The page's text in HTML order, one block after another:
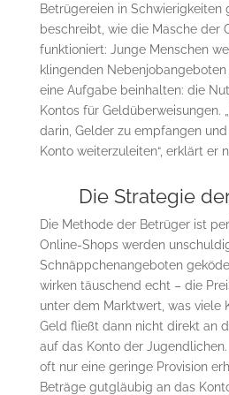
Betrügereien in Schwierigkeiten
beschreibt, wie die Masche der
funktioniert: Junge Menschen
klingenden
eine Aufgabe beinhalten: die
Kontos für Geldüberweisungen.
darin, Gelder zu empfangen
Konto weiterzuleiten“, erklärt er
Die Strategie
Die Methode der Betrüger ist
Online-Shops werden
Schnäppchenangeboten
wirken täuschend echt – die
unter dem Marktwert, was viele
Geld fließt dann nicht direkt an
auf das Konto der
oft nur eine geringe Provision
Beträge gutgläubig an das